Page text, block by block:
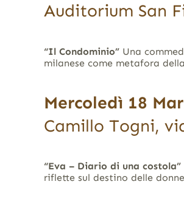
Auditorium San
“Il Condominio”Una
milanese come metafora
Mercoledì 18
Camillo Togni,
“Eva – Diario di una costola”
riflette sul destino delle